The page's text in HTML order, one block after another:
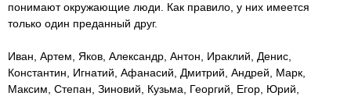
понимают окружающие люди. Как правило, у них имеется
только один преданный друг.
Иван, Артем, Яков, Александр, Антон, Ираклий, Денис,
Константин, Игнатий, Афанасий, Дмитрий, Андрей, Марк,
Максим, Степан, Зиновий, Кузьма, Георгий, Егор, Юрий,